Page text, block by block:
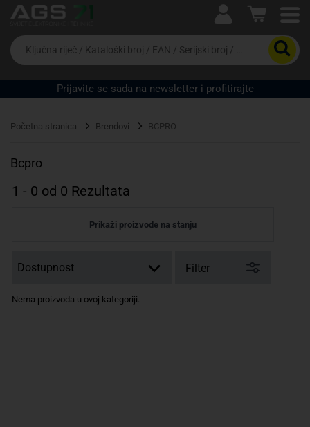
Ova postavka prilagođava asortiman proizvoda i
cijene vašim potrebama.
Da
biste
potražili
proizvod,
unesite
riječ,
EAN
serijski
Prijavite se sada na newsletter i profitirajte
Početna stranica Brendovi BCPRO
Bcpro
1 - 0 od 0 Rezultata
Prikaži proizvode na stanju
Filter
Nema proizvoda u ovoj kategoriji.